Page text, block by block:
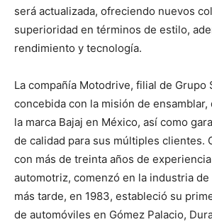
será actualizada, ofreciendo nuevos
superioridad en términos de estilo,
rendimiento y tecnología.
La compañía Motodrive, filial de Grupo
concebida con la misión de
la marca Bajaj en México, así como
de calidad para sus múltiples clientes.
con más de treinta años de
automotriz, comenzó en la industria
más tarde, en 1983, estableció su
de automóviles en Gómez Palacio,